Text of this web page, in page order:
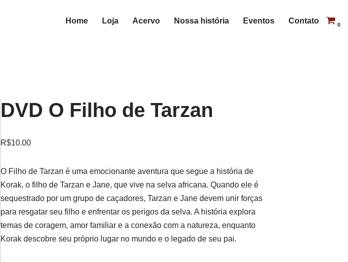
Home Loja Acervo Nossa história Eventos Contato 0
DVD O Filho de Tarzan
R$10.00
O Filho de Tarzan é uma emocionante aventura que segue a história de
Korak, o filho de Tarzan e Jane, que vive na selva africana. Quando ele é
sequestrado por um grupo de caçadores, Tarzan e Jane devem unir forças
para resgatar seu filho e enfrentar os perigos da selva. A história explora
temas de coragem, amor familiar e a conexão com a natureza, enquanto
Korak descobre seu próprio lugar no mundo e o legado de seu pai.